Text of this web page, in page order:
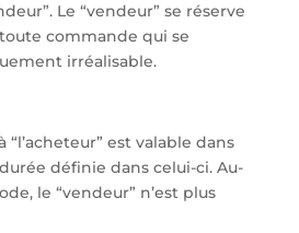
Le “vendeur” se réserve
commande qui se
irréalisable.
“l’acheteur” est valable dans
définie dans celui-ci. Au-
le “vendeur” n’est plus